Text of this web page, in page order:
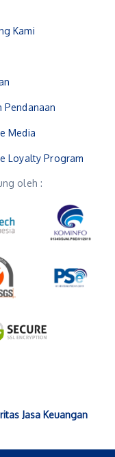
Kami
Pendanaan
Media
Loyalty Program
oleh :
Jasa Keuangan